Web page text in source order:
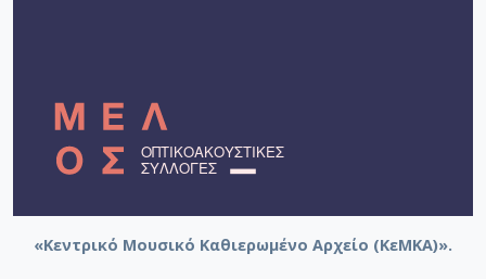
«Κεντρικό Μουσικό Καθιερωμένο Αρχείο (ΚεΜΚΑ)».